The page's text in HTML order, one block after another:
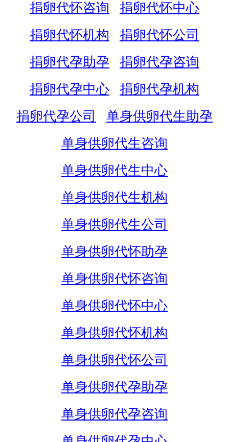
捐卵代怀咨询
捐卵代怀中心
捐卵代怀机构
捐卵代怀公司
捐卵代孕助孕
捐卵代孕咨询
捐卵代孕中心
捐卵代孕机构
捐卵代孕公司
单身供卵代生助孕
单身供卵代生咨询
单身供卵代生中心
单身供卵代生机构
单身供卵代生公司
单身供卵代怀助孕
单身供卵代怀咨询
单身供卵代怀中心
单身供卵代怀机构
单身供卵代怀公司
单身供卵代孕助孕
单身供卵代孕咨询